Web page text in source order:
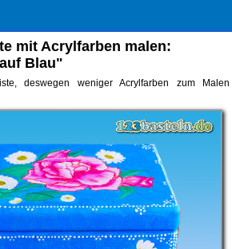
mit Acrylfarben malen:
Blau"
deswegen weniger Acrylfarben zum Malen